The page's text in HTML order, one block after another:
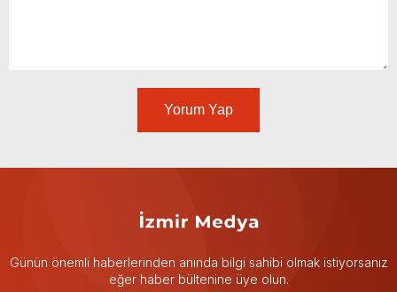
Yorum Yap
Günün önemli haberlerinden anında bilgi sahibi olmak istiyorsanız
eğer haber bültenine üye olun.